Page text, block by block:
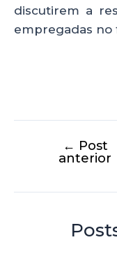
discutirem a
empregadas no
← Post
anterior